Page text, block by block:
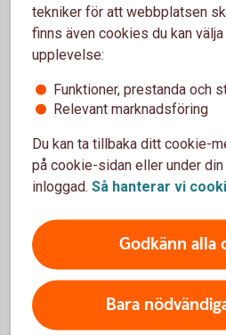
Kontakta oss
Digital Support
0771-97 75 12. Öppet
20.00, lördag-söndag 08.00-
storhelger).
BankID support
tekniker för att webbplatsen
finns även cookies du kan
upplevelse:
Funktioner, prestanda och
Relevant marknadsföring
Du kan ta tillbaka ditt cookie-
på cookie-sidan eller under
inloggad. Så hanterar vi
Godkänn alla
Bara